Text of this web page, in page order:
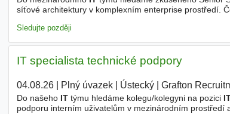
síťové architektury v komplexním enterprise prostředí.
Sledujte později
IT specialista technické podpory
04.08.26| Plný úvazek| Ústecký| Grafton
Do našeho ITtýmu hledáme kolegu/kolegyni na pozici
podporu interním uživatelům v mezinárodním prostředí